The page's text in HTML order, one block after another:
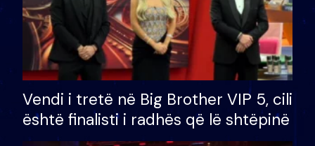
Vendi i tretë në Big Brother VIP 5, cili
është finalisti i radhës që lë shtëpinë